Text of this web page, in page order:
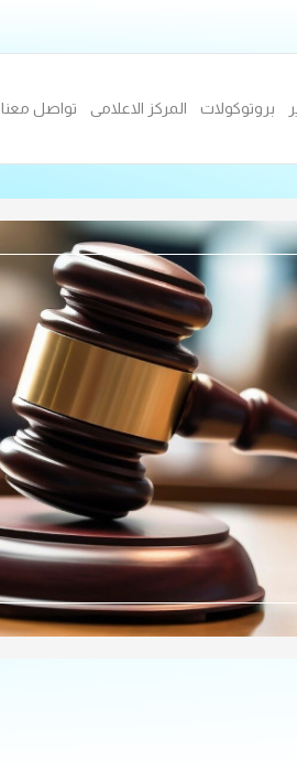
بروتوكولات المركز الاعلامى تواصل معنا